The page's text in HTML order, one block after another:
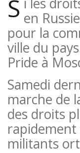
S en
pour la
ville du
Pride à
Samedi
marche de
des droits
militants